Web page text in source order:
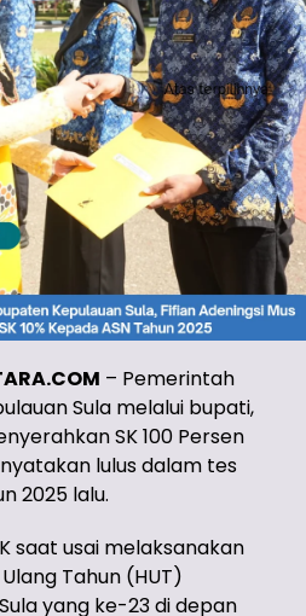
– Pemerintah
Sula melalui bupati,
SK 100 Persen
lulus dalam tes
2025 lalu.
saat usai melaksanakan
Tahun (HUT)
yang ke-23 di depan